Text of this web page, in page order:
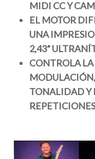
MIDI CC Y
EL MOTOR
UNA
2,43”
CONTROLA
TONALIDAD Y